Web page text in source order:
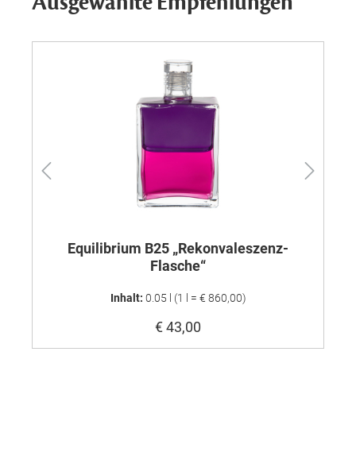
Equilibrium B25 „Rekonvaleszenz-
Flasche“
Inhalt: 0.05 l (1 l = € 860,00)
€ 43,00